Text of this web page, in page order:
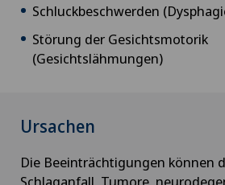
Schluckbeschwerden
Störung der Gesichtsmotorik
(Gesichtslähmungen)
Ursachen
Die Beeinträchtigungen können
Schlaganfall, Tumore,